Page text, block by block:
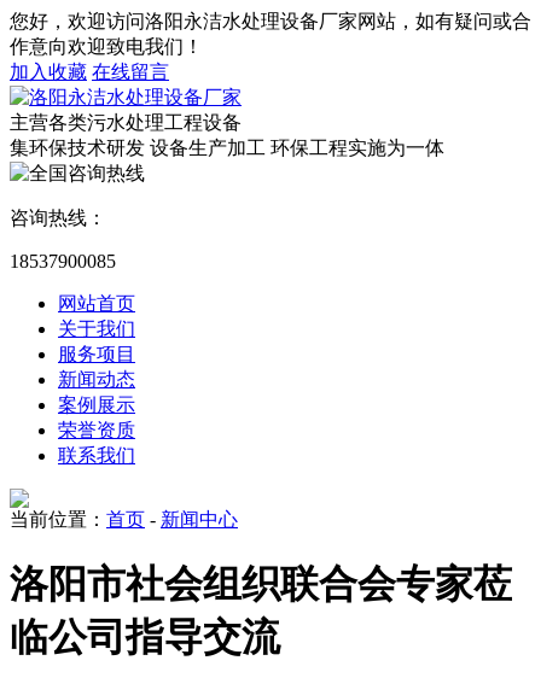
您好，欢迎访问洛阳永洁水处理设备厂家网站，如有疑问或合
作意向欢迎致电我们！
加入收藏 在线留言
主营各类污水处理工程设备
集环保技术研发 设备生产加工 环保工程实施为一体
咨询热线：
18537900085
网站首页
关于我们
服务项目
新闻动态
案例展示
荣誉资质
联系我们
当前位置： 首页 - 新闻中心
洛阳市社会组织联合会专家莅
临公司指导交流